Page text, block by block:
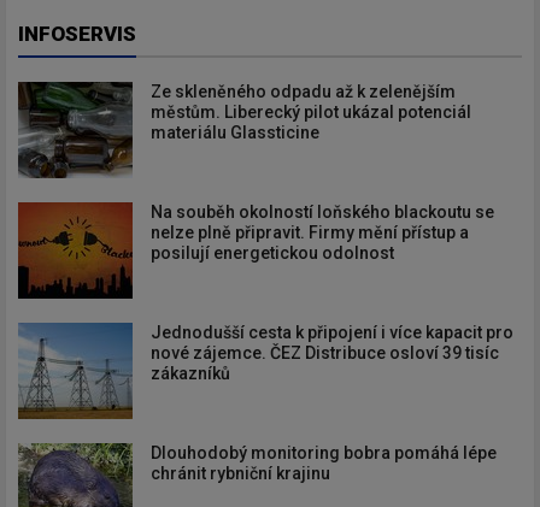
INFOSERVIS
Ze skleněného odpadu až k zelenějším
městům. Liberecký pilot ukázal potenciál
materiálu Glassticine
Na souběh okolností loňského blackoutu se
nelze plně připravit. Firmy mění přístup a
posilují energetickou odolnost
Jednodušší cesta k připojení i více kapacit pro
nové zájemce. ČEZ Distribuce osloví 39 tisíc
zákazníků
Dlouhodobý monitoring bobra pomáhá lépe
chránit rybniční krajinu